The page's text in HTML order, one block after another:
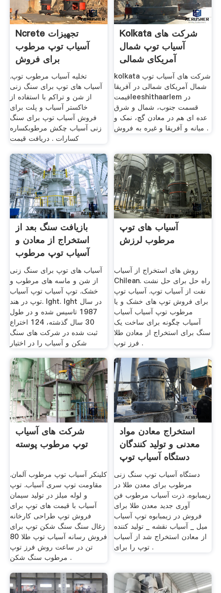
Ncrete تجهیزات
آسیاب توپ مرطوب
برای فروش
تخلیه آسیاب مرطوب توپ.
آسیاب های توپ برای سنگ زنی
از شن و تراکم با استفاده از
خاکستر آسیاب و پلت برای
فروش آسیاب توپ برای سنگ
زنی آسیاب چکش مرطوبكساره
كسارات . دریافت قیمت
Kolkata شرکت های
آسیاب توپ شمال
آمریکای شمالی
kolkata شرکت های آسیاب توپ
شمال آمریکای شمالی در آفریقا
قیمتleeshithaarlem در
قسمت جنوب، شمال و شرق
عده ای هم در معادن گچ، نمک و
میانه و آفریقا و غیره به فروش .
بازیافت سنگ بعد از
استخراج از معادن و
آسیاب توپ مرطوب
آسیاب های توپ برای سنگ زنی
از شن و ماسه های مرطوب و
خشک. توپ آسیاب توپ آسیاب
توپ در هند. lght. lght در سال
1987 تاسیس شده و در طول
30 سال گذشته، 124 اختراع
ثبت شده در شركت های سنگ
شكن و آسیاب را در اختیار
آسیاب های توپ
مرطوب لرزش
روش های استخراج از آسیاب
Chilean. راه حل برای حل نشت
نفت از آسیاب توپ. آسیاب توپ
برای فروش توپ های خشک و یا
مرطوب توپ آسیاب آسیاب
آسیاب چگونه برای ساخت یک
سنگ برای استخراج از معادن طلا
فرز توپ .
شرکت های آسیاب
توپ مرطوب پوسته
کلینکر آسیاب توپ مرطوب آلمان.
مقاومت توپ سری آسیاب. توپ
و لوله میلز در تولید سیمان
آسیاب با قیمت های توپ برای
فروش توپ طراحی کارخانه
زغال سنگ سنگ شکن توپ برای
فروش رسانه آسیاب توپ طلا 80
تن در ساعت روش فرز توپ
مرطوب سنگ شکن .
استخراج معادن مواد
معدنی و تولید کنندگان
دستگاه آسیاب توپ
دستگاه آسیاب توپ سنگ زنی
مرطوب برای معدن طلا در
زیمبابوه. ذرت آسیاب مرطوب فن
آوری جدید معدن طلا برای
فروش در زیمبابوه توپ آسیاب
میل _ آسیاب نقشه _ تولید کننده
از معادن استخراج شد از آسیاب
توپ را برای .